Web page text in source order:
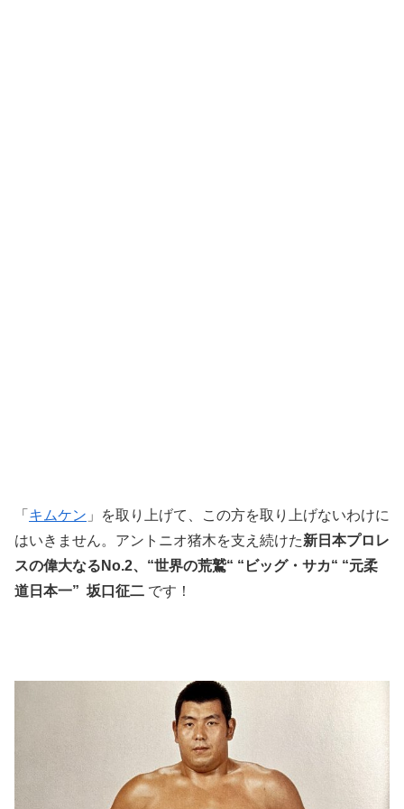
「 キムケン 」を取り上げて、この方を取り上げないわけに
はいきません。アントニオ猪木を支え続けた新日本プロレ
スの偉大なるNo.2、“世界の荒鷲“ “ビッグ・サカ“ “元柔
道日本一” 坂口征二 です！